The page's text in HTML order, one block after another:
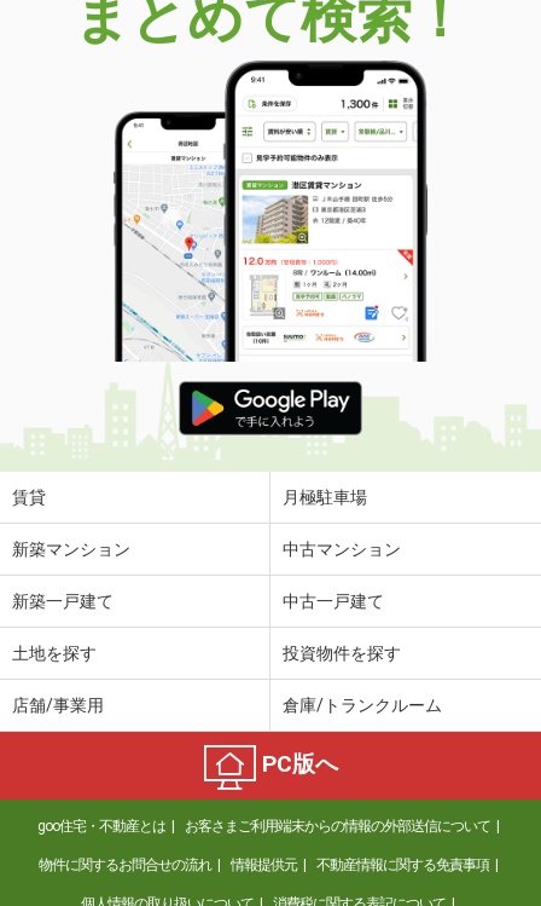
まとめて検索！
賃貸 月極駐車場
新築マンション 中古マンション
新築一戸建て 中古一戸建て
土地を探す 投資物件を探す
店舗/事業用 倉庫/トランクルーム
PC版へ
goo住宅・不動産とは お客さまご利用端末からの情報の外部送信について
物件に関するお問合せの流れ 情報提供元 不動産情報に関する免責事項